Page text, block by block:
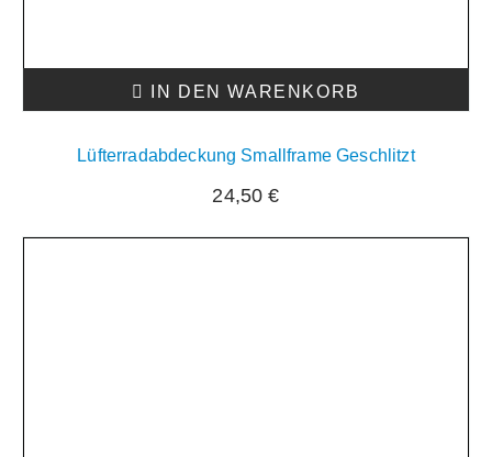
IN DEN WARENKORB
Lüfterradabdeckung Smallframe Geschlitzt
24,50€